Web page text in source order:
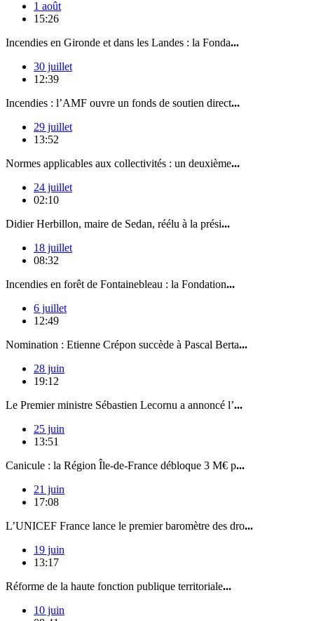
1 août
15:26
Incendies en Gironde et dans les Landes : la Fonda...
30 juillet
12:39
Incendies : l’AMF ouvre un fonds de soutien direct...
29 juillet
13:52
Normes applicables aux collectivités : un deuxième...
24 juillet
02:10
Didier Herbillon, maire de Sedan, réélu à la prési...
18 juillet
08:32
Incendies en forêt de Fontainebleau : la Fondation...
6 juillet
12:49
Nomination : Etienne Crépon succède à Pascal Berta...
28 juin
19:12
Le Premier ministre Sébastien Lecornu a annoncé l’...
25 juin
13:51
Canicule : la Région Île-de-France débloque 3 M€ p...
21 juin
17:08
L’UNICEF France lance le premier baromètre des dro...
19 juin
13:17
Réforme de la haute fonction publique territoriale...
10 juin